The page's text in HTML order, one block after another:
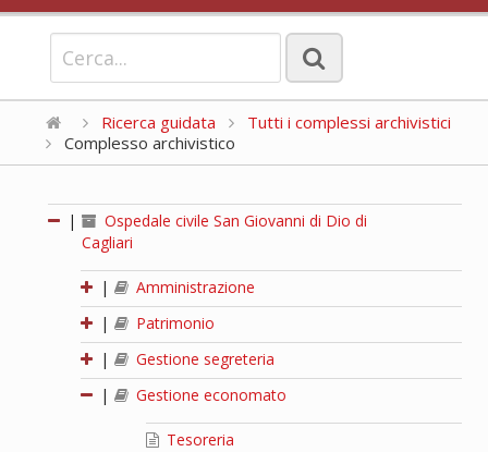
Ricerca guidata
Tutti i complessi archivistici
Complesso archivistico
|
Ospedale civile San Giovanni di Dio di
Cagliari
|
Amministrazione
|
Patrimonio
|
Gestione segreteria
|
Gestione economato
Tesoreria